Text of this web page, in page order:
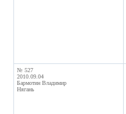
№ 527
2010.09.04
Бармотин Владимир
Нягань